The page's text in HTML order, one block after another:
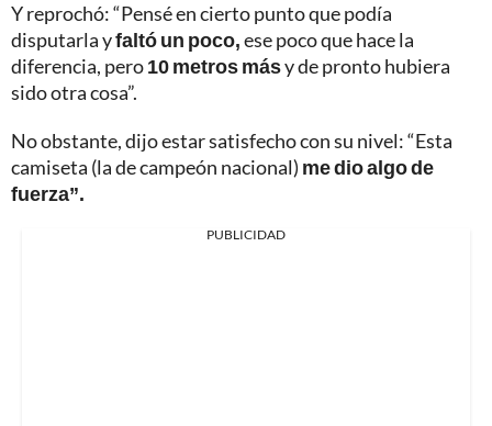
Y reprochó: “Pensé en cierto punto que podía
disputarla yfaltó un poco,ese poco que hace la
diferencia, pero10 metros másy de pronto hubiera
sido otra cosa”.
No obstante, dijo estar satisfecho con su nivel: “Esta
camiseta (la de campeón nacional) me dio algo de
fuerza”.
PUBLICIDAD